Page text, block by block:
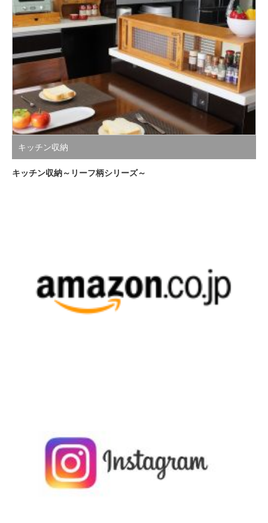
キッチン収納
キッチン収納～リーフ柄シリーズ～